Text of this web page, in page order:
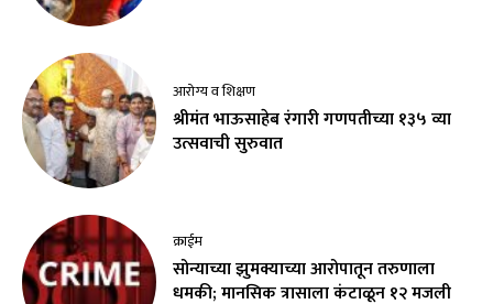
आरोग्य व शिक्षण
श्रीमंत भाऊसाहेब रंगारी गणपतीच्या १३५ व्या
उत्सवाची सुरुवात
क्राईम
सोन्याच्या झुमक्याच्या आरोपातून तरुणाला
धमकी; मानसिक त्रासाला कंटाळून १२ मजली